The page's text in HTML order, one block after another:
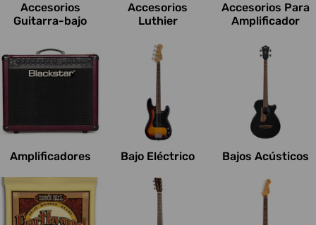
e
s
:
Accesorios
Guitarra-bajo
Accesorios
Luthier
Accesorios Para
Amplificador
Amplificadores Bajo Eléctrico Bajos Acústicos